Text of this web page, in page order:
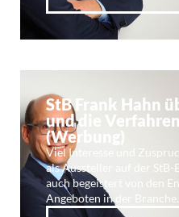
StB Frank Hahn
und die
(Werbung)
Viel Interesse und
als Aussteller auf der StB-
auch begeistert von den
Angeboten in der